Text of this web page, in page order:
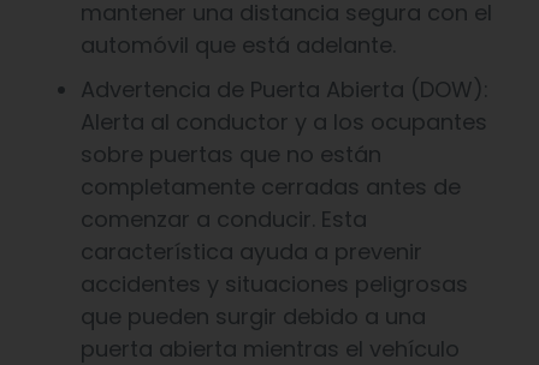
mantener una distancia segura con el
automóvil que está adelante.
Advertencia de Puerta Abierta (DOW):
Alerta al conductor y a los ocupantes
sobre puertas que no están
completamente cerradas antes de
comenzar a conducir. Esta
característica ayuda a prevenir
accidentes y situaciones peligrosas
que pueden surgir debido a una
puerta abierta mientras el vehículo